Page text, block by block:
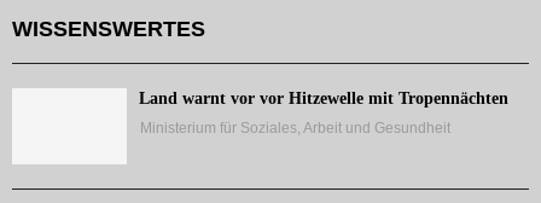
WISSENSWERTES
Land warnt vor vor Hitzewelle mit Tropennächten
Ministerium für Soziales, Arbeit und Gesundheit